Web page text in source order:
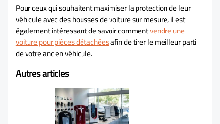
Pour ceux qui souhaitent maximiser la protection de leur
véhicule avec des housses de voiture sur mesure, il est
également intéressant de savoir commentvendre une
voiture pour pièces détachéesafin de tirer le meilleur parti
de votre ancien véhicule.
Autres articles